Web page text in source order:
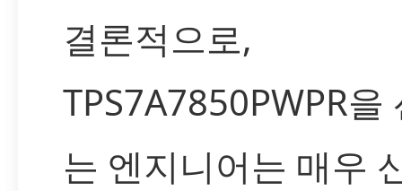
결론적으로,
TPS7A7850PWPR을
는 엔지니어는 매우